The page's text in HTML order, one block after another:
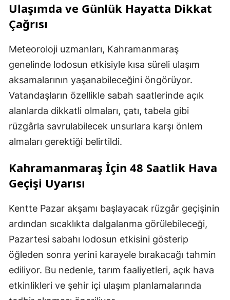
Ulaşımda ve Günlük Hayatta Dikkat
Çağrısı
Meteoroloji uzmanları, Kahramanmaraş
genelinde lodosun etkisiyle kısa süreli ulaşım
aksamalarının yaşanabileceğini öngörüyor.
Vatandaşların özellikle sabah saatlerinde açık
alanlarda dikkatli olmaları, çatı, tabela gibi
rüzgârla savrulabilecek unsurlara karşı önlem
almaları gerektiği belirtildi.
Kahramanmaraş İçin 48 Saatlik Hava
Geçişi Uyarısı
Kentte Pazar akşamı başlayacak rüzgâr geçişinin
ardından sıcaklıkta dalgalanma görülebileceği,
Pazartesi sabahı lodosun etkisini gösterip
öğleden sonra yerini karayele bırakacağı tahmin
ediliyor. Bu nedenle, tarım faaliyetleri, açık hava
etkinlikleri ve şehir içi ulaşım planlamalarında